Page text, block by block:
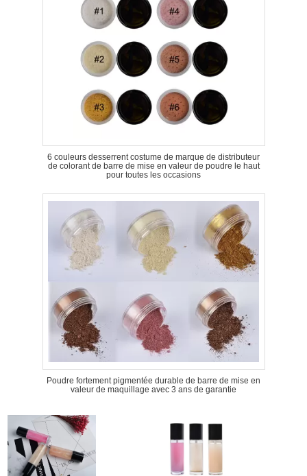
6 couleurs desserrent costume de marque de distributeur
de colorant de barre de mise en valeur de poudre le haut
pour toutes les occasions
Poudre fortement pigmentée durable de barre de mise en
valeur de maquillage avec 3 ans de garantie